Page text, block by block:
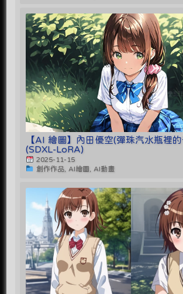
【AI 繪圖】內田優空(彈珠汽水瓶裡
(SDXL-LoRA)
2025-11-15
創作作品, AI繪圖, AI動畫